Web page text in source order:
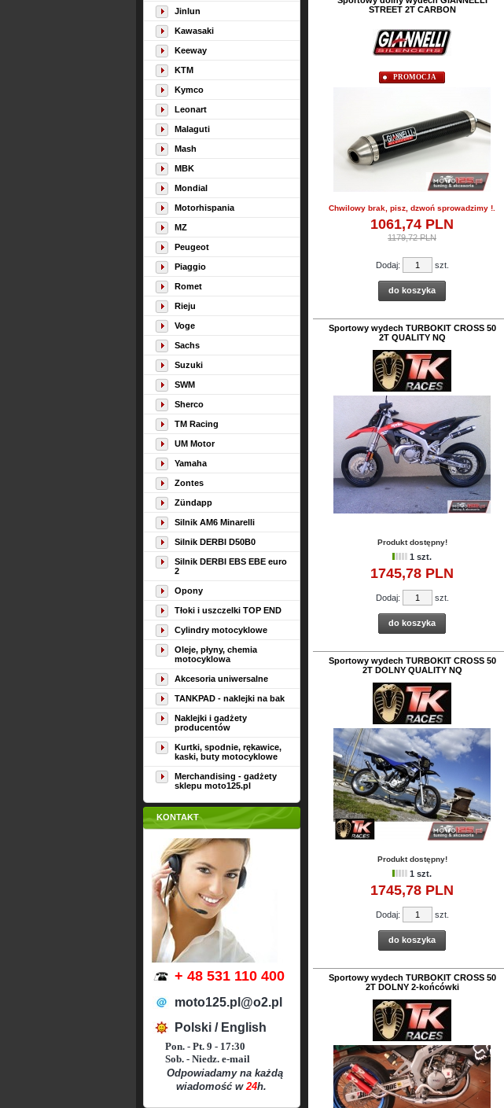
Jinlun
Kawasaki
Keeway
KTM
Kymco
Leonart
Malaguti
Mash
MBK
Mondial
Motorhispania
MZ
Peugeot
Piaggio
Romet
Rieju
Voge
Sachs
Suzuki
SWM
Sherco
TM Racing
UM Motor
Yamaha
Zontes
Zündapp
Silnik AM6 Minarelli
Silnik DERBI D50B0
Silnik DERBI EBS EBE euro
2
Opony
Tłoki i uszczelki TOP END
Cylindry motocyklowe
Oleje, płyny, chemia
motocyklowa
Akcesoria uniwersalne
TANKPAD - naklejki na bak
Naklejki i gadżety
producentów
Kurtki, spodnie, rękawice,
kaski, buty motocyklowe
Merchandising - gadżety
sklepu moto125.pl
KONTAKT
+ 48 531 110 400
moto125.pl@o2.pl
Polski / English
Pon. - Pt. 9 - 17:30
Sob. - Niedz. e-mail
Odpowiadamy na każdą
wiadomość w24h.
STREET 2T CARBON
PROMOCJA
Chwilowy brak, pisz, dzwoń sprowadzimy !.
1061,74 PLN
1179,72 PLN
Dodaj: szt.
do koszyka
Sportowy wydech TURBOKIT CROSS 50
2T QUALITY NQ
Produkt dostępny!
1 szt.
1745,78 PLN
Dodaj: szt.
do koszyka
Sportowy wydech TURBOKIT CROSS 50
2T DOLNY QUALITY NQ
Produkt dostępny!
1 szt.
1745,78 PLN
Dodaj: szt.
do koszyka
Sportowy wydech TURBOKIT CROSS 50
2T DOLNY 2-końcówki